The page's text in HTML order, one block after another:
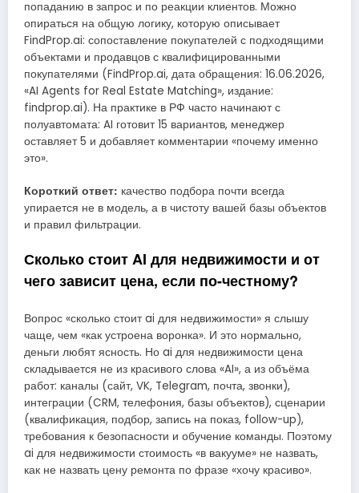
попаданию в запрос и по реакции клиентов. Можно
опираться на общую логику, которую описывает
FindProp.ai: сопоставление покупателей с подходящими
объектами и продавцов с квалифицированными
покупателями (FindProp.ai, дата обращения: 16.06.2026,
«AI Agents for Real Estate Matching», издание:
findprop.ai). На практике в РФ часто начинают с
полуавтомата: AI готовит 15 вариантов, менеджер
оставляет 5 и добавляет комментарии «почему именно
это».
Короткий ответ: качество подбора почти всегда
упирается не в модель, а в чистоту вашей базы объектов
и правил фильтрации.
Сколько стоит AI для недвижимости и от
чего зависит цена, если по-честному?
Вопрос «сколько стоит ai для недвижимости» я слышу
чаще, чем «как устроена воронка». И это нормально,
деньги любят ясность. Но ai для недвижимости цена
складывается не из красивого слова «AI», а из объёма
работ: каналы (сайт, VK, Telegram, почта, звонки),
интеграции (CRM, телефония, базы объектов), сценарии
(квалификация, подбор, запись на показ, follow-up),
требования к безопасности и обучение команды. Поэтому
ai для недвижимости стоимость «в вакууме» не назвать,
как не назвать цену ремонта по фразе «хочу красиво».